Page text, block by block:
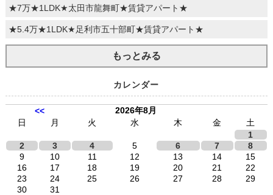
★7万★1LDK★太田市龍舞町★賃貸アパート★
★5.4万★1LDK★足利市五十部町★賃貸アパート★
もっとみる
カレンダー
<<
2026年8月
日
月 火 水 木 金
土
1
2
3 4 5 6 7
8
9
10 11 12 13 14
15
16
17 18 19 20 21
22
23
24 25 26 27 28
29
30
31